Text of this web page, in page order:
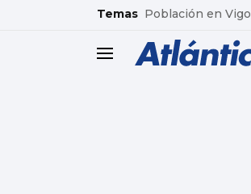
common.go-to-content
Temas Población en Vigo
header.menu.open